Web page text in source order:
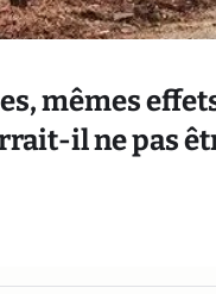
mêmes
il ne pas